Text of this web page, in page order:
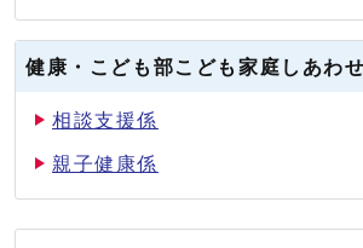
健康・こども部こども家庭しあわ
相談支援係
親子健康係